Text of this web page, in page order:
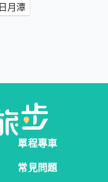
月潭
單程專車
常見問題